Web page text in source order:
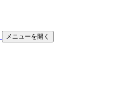
メニューを開く